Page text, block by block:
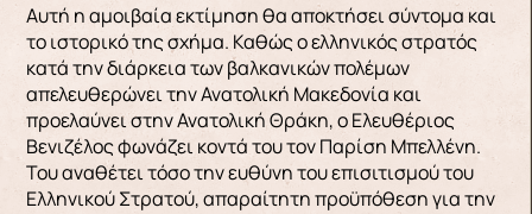
Αυτή η αμοιβαία εκτίμηση θα αποκτήσει σύντομα και
το ιστορικό της σχήμα. Καθώς ο ελληνικός στρατός
κατά την διάρκεια των βαλκανικών πολέμων
απελευθερώνει την Ανατολική Μακεδονία και
προελαύνει στην Ανατολική Θράκη, ο Ελευθέριος
Βενιζέλος φωνάζει κοντά του τον Παρίση Μπελλένη.
Του αναθέτει τόσο την ευθύνη του επισιτισμού του
Ελληνικού Στρατού, απαραίτητη προϋπόθεση για την